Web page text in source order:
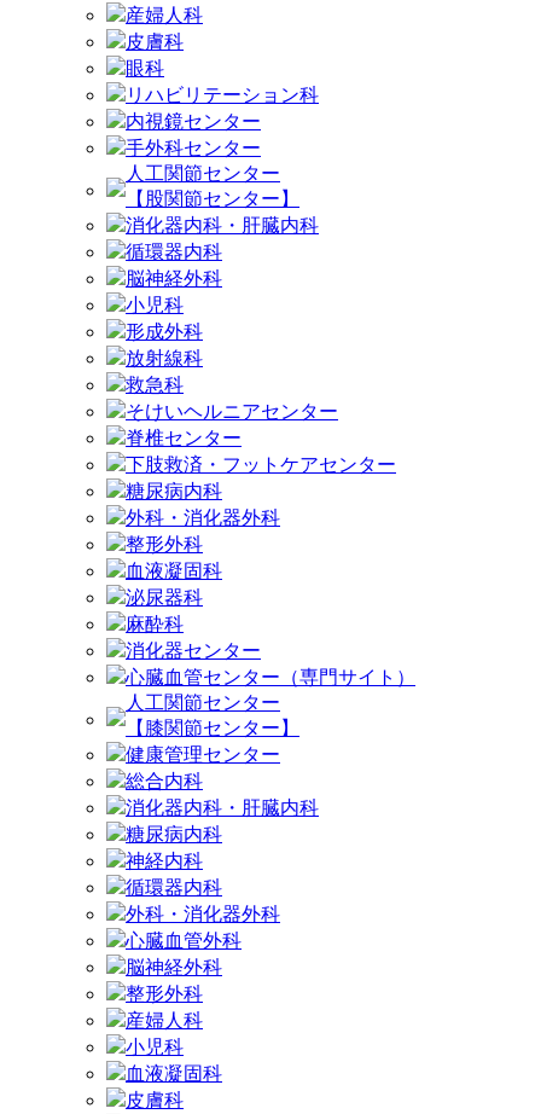
産婦人科
皮膚科
眼科
リハビリテーション科
内視鏡センター
手外科センター
人工関節センター
【股関節センター】
消化器内科・肝臓内科
循環器内科
脳神経外科
小児科
形成外科
放射線科
救急科
そけいヘルニアセンター
脊椎センター
下肢救済・フットケアセンター
糖尿病内科
外科・消化器外科
整形外科
血液凝固科
泌尿器科
麻酔科
消化器センター
心臓血管センター（専門サイト）
人工関節センター
【膝関節センター】
健康管理センター
総合内科
消化器内科・肝臓内科
糖尿病内科
神経内科
循環器内科
外科・消化器外科
心臓血管外科
脳神経外科
整形外科
産婦人科
小児科
血液凝固科
皮膚科